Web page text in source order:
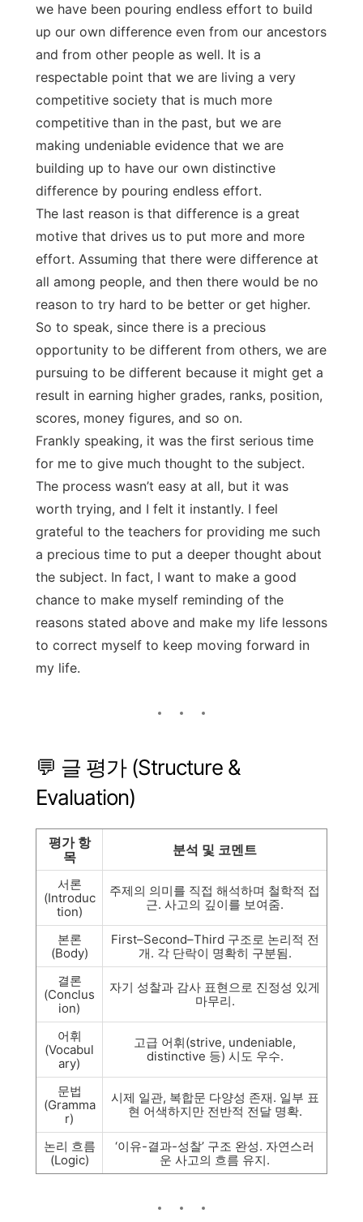
we have been pouring endless effort to build
up our own difference even from our ancestors
and from other people as well. It is a
respectable point that we are living a very
competitive society that is much more
competitive than in the past, but we are
making undeniable evidence that we are
building up to have our own distinctive
difference by pouring endless effort.
The last reason is that difference is a great
motive that drives us to put more and more
effort. Assuming that there were difference at
all among people, and then there would be no
reason to try hard to be better or get higher.
So to speak, since there is a precious
opportunity to be different from others, we are
pursuing to be different because it might get a
result in earning higher grades, ranks, position,
scores, money figures, and so on.
Frankly speaking, it was the first serious time
for me to give much thought to the subject.
The process wasn’t easy at all, but it was
worth trying, and I felt it instantly. I feel
grateful to the teachers for providing me such
a precious time to put a deeper thought about
the subject. In fact, I want to make a good
chance to make myself reminding of the
reasons stated above and make my life lessons
to correct myself to keep moving forward in
my life.
💬 글 평가 (Structure &
Evaluation)
평가 항
목
분석 및 코멘트
서론
(Introduc
tion)
주제의 의미를 직접 해석하며 철학적 접
근. 사고의 깊이를 보여줌.
본론
(Body)
First–Second–Third 구조로 논리적 전
개. 각 단락이 명확히 구분됨.
결론
(Conclus
ion)
자기 성찰과 감사 표현으로 진정성 있게
마무리.
어휘
(Vocabul
ary)
고급 어휘(strive, undeniable,
distinctive 등) 시도 우수.
문법
(Gramma
r)
시제 일관, 복합문 다양성 존재. 일부 표
현 어색하지만 전반적 전달 명확.
논리 흐름
(Logic)
‘이유-결과-성찰’ 구조 완성. 자연스러
운 사고의 흐름 유지.